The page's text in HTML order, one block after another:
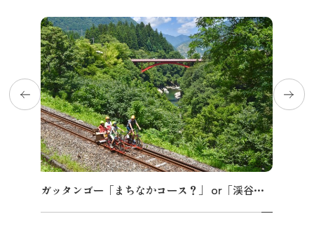
ガッタンゴー「まちなかコース？」 or「渓谷コース？」